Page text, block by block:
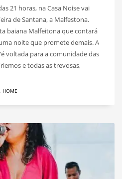
21 horas, na Casa Noise vai
de Santana, a Malfestona.
baiana Malfeitona que contará
noite que promete demais. A
voltada para a comunidade das
e todas as trevosas,
, HOME